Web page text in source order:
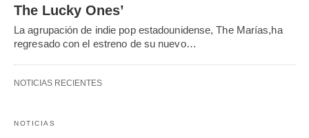
The Lucky Ones’
La agrupación de indie pop estadounidense, The Marías,ha
regresado con el estreno de su nuevo…
NOTICIAS RECIENTES
NOTICIAS